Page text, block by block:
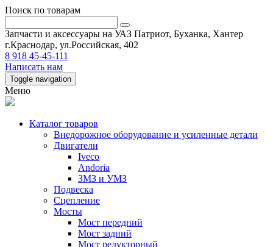
Поиск по товарам
Запчасти и аксессуары на УАЗ Патриот, Буханка, Хантер
г.Краснодар, ул.Российская, 402
8 918 45-45-111
Написать нам
Toggle navigation
Меню
Каталог товаров
Внедорожное оборудование и усиленные детали
Двигатели
Iveco
Andoria
ЗМЗ и УМЗ
Подвеска
Сцепление
Мосты
Мост передний
Мост задний
Мост редукторный